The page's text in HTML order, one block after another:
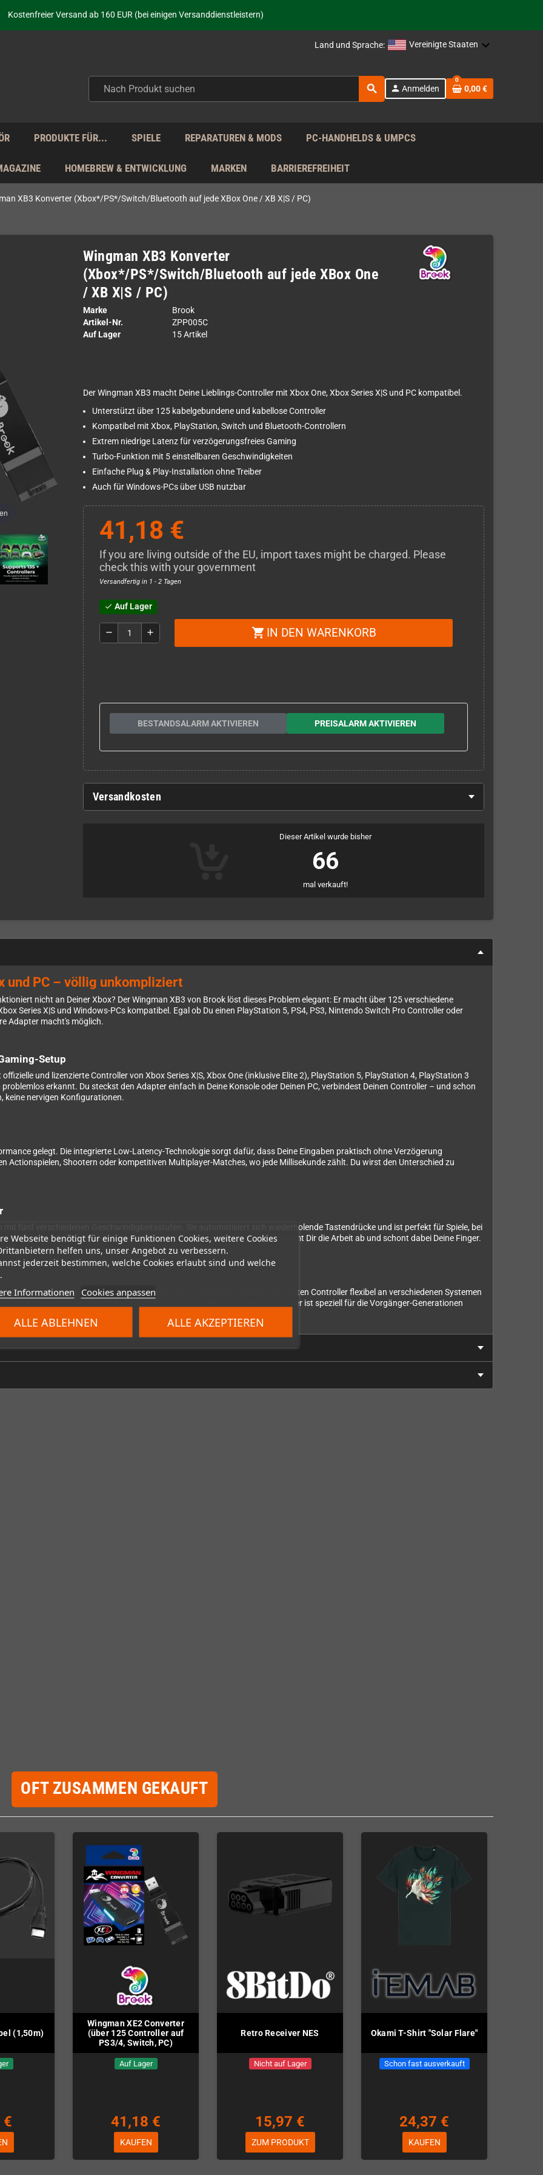
Kostenfreier Versand ab 160 EUR (bei einigen Versanddienstleistern)
Seit über 20 Jahren Deine Anlaufstelle für neue Retro-Hardware!
Täglicher Versand Mo - Fr aus Deutschland - zollfrei innerhalb der EU!
Land und Sprache: Vereinigte Staaten
search person Anmelden
Webseite benötigt für einige Funktionen Cookies, weitere Cookies
helfen uns, unser Angebot zu verbessern.
jederzeit bestimmen, welche Cookies erlaubt sind und welche
Informationen Cookies anpassen
ALLE ABLEHNEN ALLE AKZEPTIEREN
0
0,00 €
PRODUKTE FÜR... SPIELE REPARATUREN & MODS PC-HANDHELDS & UMPCS
HOMEBREW & ENTWICKLUNG MARKEN BARRIEREFREIHEIT
XB3 Konverter (Xbox*/PS*/Switch/Bluetooth auf jede XBox One / XB X|S / PC)
Wingman XB3 Konverter
(Xbox*/PS*/Switch/Bluetooth auf jede XBox One
/ XB X|S / PC)
Marke
Brook
Artikel-Nr.
ZPP005C
Auf Lager
15 Artikel
Der Wingman XB3 macht Deine Lieblings-Controller mit Xbox One, Xbox Series X|S und PC kompatibel.
Unterstützt über 125 kabelgebundene und kabellose Controller
Kompatibel mit Xbox, PlayStation, Switch und Bluetooth-Controllern
Extrem niedrige Latenz für verzögerungsfreies Gaming
Turbo-Funktion mit 5 einstellbaren Geschwindigkeiten
Einfache Plug & Play-Installation ohne Treiber
Auch für Windows-PCs über USB nutzbar
41,18 €
If you are living outside of the EU, import taxes might be charged. Please
check this with your government
Versandfertig in 1 - 2 Tagen
check Auf Lager
remove add shopping_cart IN DEN WARENKORB
BESTANDSALARM AKTIVIEREN PREISALARM AKTIVIEREN
Versandkosten
Dieser Artikel wurde bisher
66
mal verkauft!
und PC – völlig unkompliziert
nicht an Deiner Xbox? Der Wingman XB3 von Brook löst dieses Problem elegant: Er macht über 125 verschiedene
Series X|S und Windows-PCs kompatibel. Egal ob Du einen PlayStation 5, PS4, PS3, Nintendo Switch Pro Controller oder
Adapter macht's möglich.
Setup
und lizenzierte Controller von Xbox Series X|S, Xbox One (inklusive Elite 2), PlayStation 5, PlayStation 4, PlayStation 3
erkannt. Du steckst den Adapter einfach in Deine Konsole oder Deinen PC, verbindest Deinen Controller – und schon
keine nervigen Konfigurationen.
gelegt. Die integrierte Low-Latency-Technologie sorgt dafür, dass Deine Eingaben praktisch ohne Verzögerung
Actionspielen, Shootern oder kompetitiven Multiplayer-Matches, wo jede Millisekunde zählt. Du wirst den Unterschied zu
fünf verschiedenen Geschwindigkeitsstufen. Sie automatisiert sich wiederholende Tastendrücke und ist perfekt für Spiele, bei
Farmen in RPGs oder beim Dauerfeuer in Shootern – die Turbo-Funktion nimmt Dir die Arbeit ab und schont dabei Deine Finger.
sondern auch an jedem Windows-PC über USB. So kannst Du Deine bevorzugten Controller flexibel an verschiedenen Systemen
Xbox 360-Konsolen verwenden möchtest, schau Dir den Wingman XB2 an – er ist speziell für die Vorgänger-Generationen
OFT ZUSAMMEN GEKAUFT
(1,50m)
€
Wingman XE2 Converter
(über 125 Controller auf
PS3/4, Switch, PC)
Auf Lager
41,18 €
KAUFEN
Retro Receiver NES
Nicht auf Lager
15,97 €
ZUM PRODUKT
Okami T-Shirt "Solar Flare"
Schon fast ausverkauft
24,37 €
KAUFEN